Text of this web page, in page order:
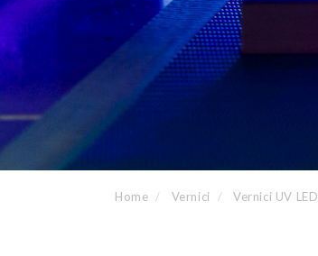
Home Vernici Vernici UV LED